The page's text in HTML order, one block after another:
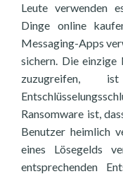
Leute verwenden
Dinge online
Messaging-Apps
sichern. Die
zuzugreifen,
Ransomware ist,
Benutzer heimlich
eines Lösegelds
entsprechenden